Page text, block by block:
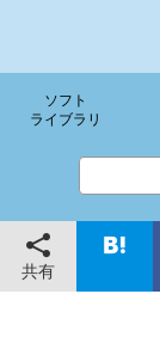
ソフト
ライブラリ
共有